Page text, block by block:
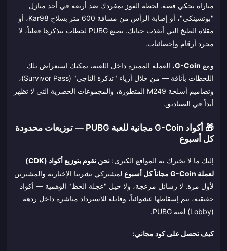
مباراة تحكي قصة. لحظة الفوز بمفردك ضد أربعة في أحد منازل
"بوتشينكي"، أو إصابة الرأس من مسافة 600 متر بسلاح Kar98، أو
مقلاة الطبخ التي أنقذت حياتك. تصنع PUBG لحظات تتذكرها فعلياً، لا
مجرد أرقام وإحصائيات.
ومع G-Coin، العملة المميزة داخل اللعبة، يمكنك استعراض تلك
اللحظات بأناقة — من خلال أزياء "تذكرة الناجي" (Survivor Pass)،
وتصاميم أسلحة M249 المتطورة، والمجموعات الحصرية التي لا تظهر
أبداً في الصناديق.
🎁 أكواد G-Coin مجانية للعبة PUBG — توزيعات محدودة
كل أسبوع
إليك ما لا تخبرك به المواقع الكبرى:
نحن نقوم بتوزيع أكواد (CDK)
لعملة G-Coin مجاناً كل أسبوع
لمشتركي نشرتنا الإخبارية والمشترين
لأول مرة. لا رسائل مزعجة، ولا حيل "عجلة الحظ" الوهمية — أكواد
حقيقية، يتم إسقاطها عشوائياً، وقابلة للاسترداد مباشرة داخل ردهة
(Lobby) لعبة PUBG.
كيف تحصل على كود مجاني: